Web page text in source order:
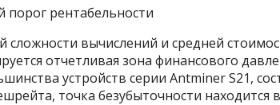
порог рентабельности
сложности вычислений и средней
отчетливая зона финансового
устройств серии Antminer S21,
точка безубыточности находится